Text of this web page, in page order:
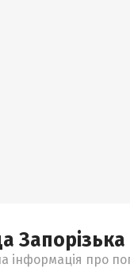
Запорізька
інформація про